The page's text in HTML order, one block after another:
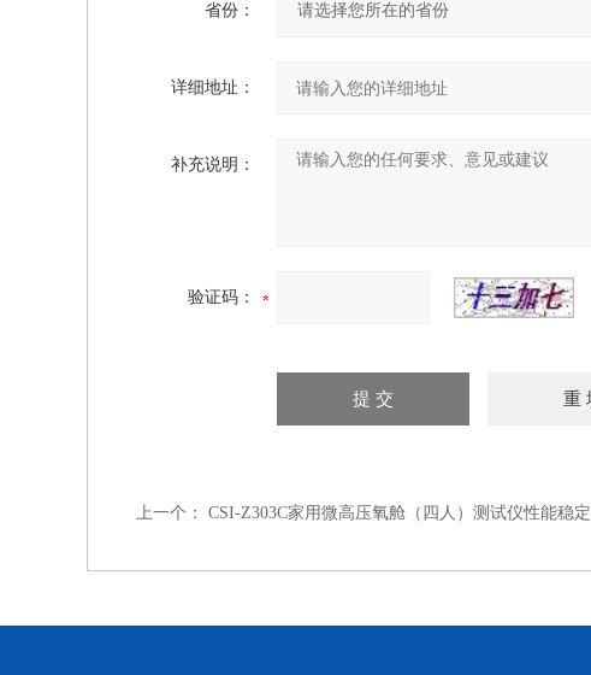
省份：
详细地址：
补充说明：
验证码：
上一个： CSI-Z303C家用微高压氧舱（四人）测试仪性能稳定